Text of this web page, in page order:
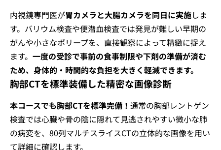
内視鏡専門医が胃カメラと大腸カメラを同日に実施しま
す。バリウム検査や便潜血検査では発見が難しい早期の
がんや小さなポリープを、直接観察によって精緻に捉え
ます。 一度の受診で事前の食事制限や下剤の準備が済む
ため、身体的・時間的な負担を大きく軽減できます。
胸部CTを標準装備した精密な画像診断
本コースでも胸部CTを標準完備！ 通常の胸部レントゲン
検査では心臓や骨の陰に隠れて見逃されやすい微小な肺
の病変を、80列マルチスライスCTの立体的な画像を用い
て詳細に確認します。